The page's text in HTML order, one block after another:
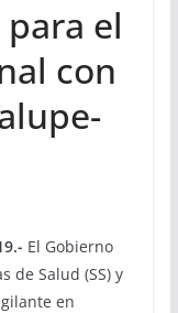
para el
con
El Gobierno
de Salud (SS) y
en